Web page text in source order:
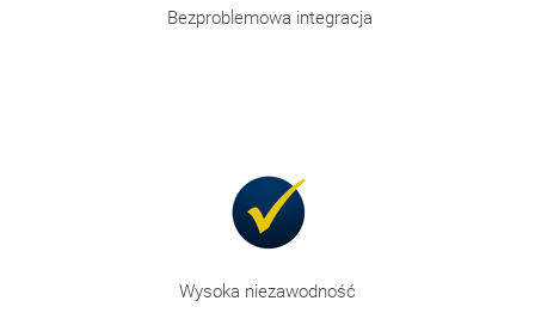
Bezproblemowa integracja
Wysoka niezawodność